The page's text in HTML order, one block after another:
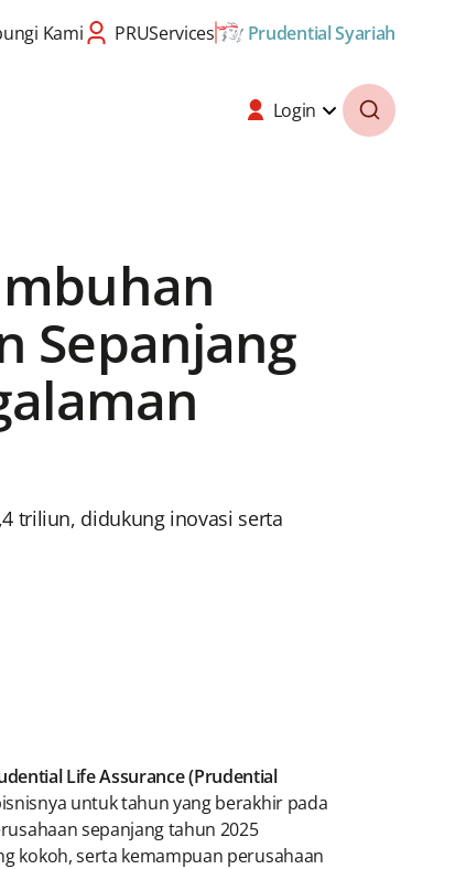
Kami PRUServices Prudential Syariah
Login
Sepanjang
triliun, didukung inovasi serta
Life Assurance (Prudential
untuk tahun yang berakhir pada
sepanjang tahun 2025
kokoh, serta kemampuan perusahaan